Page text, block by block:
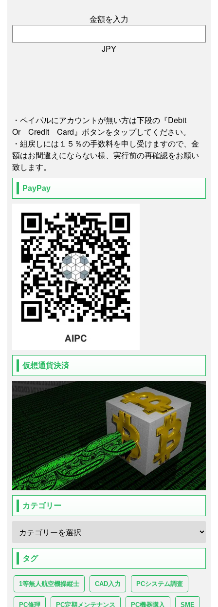
金額を入力
JPY
・ペイパルにアカウントが無い方は下段の『Debit
Or Credit Card』ボタンをタップしてください。
・組戻しには１５％の手数料を申し受けますので、金
額はお間違えにならない様、実行前の再確認をお願い
致します。
PayPay
仮想通貨決済
カテゴリー
タグ
1等無人航空機操縦士 CAD入力 PCシステム調査
PC修理 PC定期メンテナンス PC機器購入 SME